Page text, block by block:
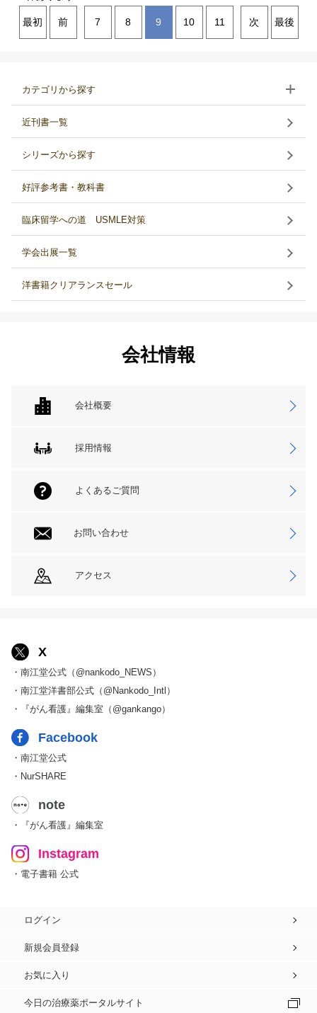
最初 前 7 8 9 10 11 次 最後
カテゴリから探す
近刊書一覧
シリーズから探す
好評参考書・教科書
臨床留学への道 USMLE対策
学会出展一覧
洋書籍クリアランスセール
会社情報
会社概要
採用情報
よくあるご質問
お問い合わせ
アクセス
X
・南江堂公式（@nankodo_NEWS）
・南江堂洋書部公式（@Nankodo_Intl）
・『がん看護』編集室（@gankango）
Facebook
・南江堂公式
・NurSHARE
note
・『がん看護』編集室
Instagram
・電子書籍 公式
ログイン
新規会員登録
お気に入り
今日の治療薬ポータルサイト